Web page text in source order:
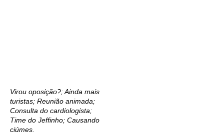
Virou oposição?; Ainda mais
turistas; Reunião animada;
Consulta do cardiologista;
Time do Jeffinho; Causando
ciúmes.